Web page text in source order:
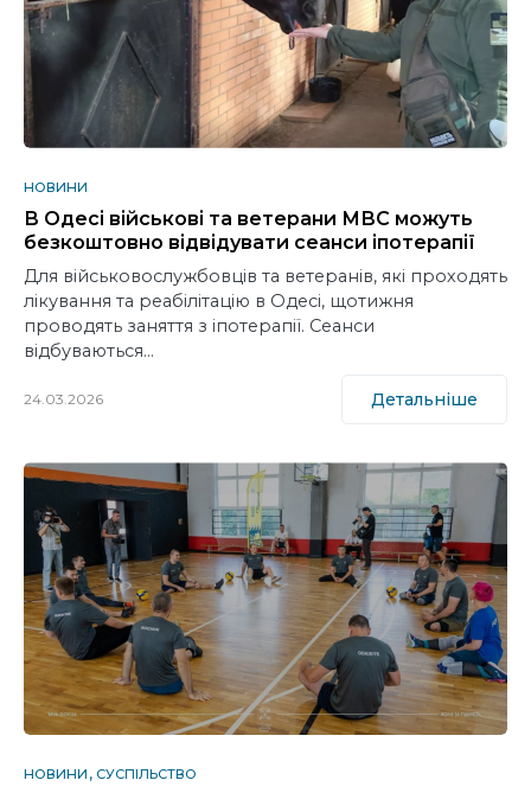
НОВИНИ
В Одесі військові та ветерани МВС можуть
безкоштовно відвідувати сеанси іпотерапії
Для військовослужбовців та ветеранів, які проходять
лікування та реабілітацію в Одесі, щотижня
проводять заняття з іпотерапії. Сеанси
відбуваються…
24.03.2026 Детальніше
НОВИНИ СУСПІЛЬСТВО